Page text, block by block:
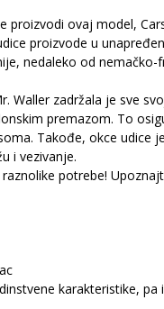
proizvodi ovaj model,
proizvode u
nedaleko od nemačko-
Waller zadržala je sve
premazom. To
Takođe, okce udice
i vezivanje.
potrebe!
karakteristike,